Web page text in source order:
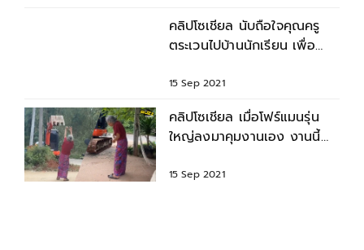
คลิปโซเชียล นับถือใจคุณครู
ตระเวนไปบ้านนักเรียน เพื่อ
15 Sep 2021
คลิปโซเชียล เมื่อโฟร์แมนรุ่น
ใหญ่ลงมาคุมงานเอง งานนี้
15 Sep 2021